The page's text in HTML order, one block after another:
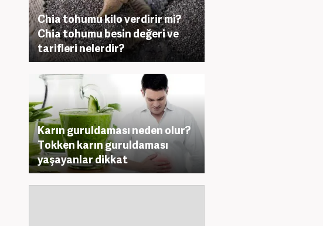
Chia tohumu kilo verdirir mi?
Chia tohumu besin değeri ve
tarifleri nelerdir?
Karın guruldaması neden olur?
Tokken karın guruldaması
yaşayanlar dikkat